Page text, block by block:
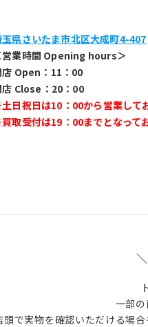
県さいたま市北区大成町4-407
営業時間 Opening hours＞
店 Open：11：00
店 Close：20：00
日祝日は10：00から営業して
取受付は19：00までとなって
一部
頭で実物を確認いただける場